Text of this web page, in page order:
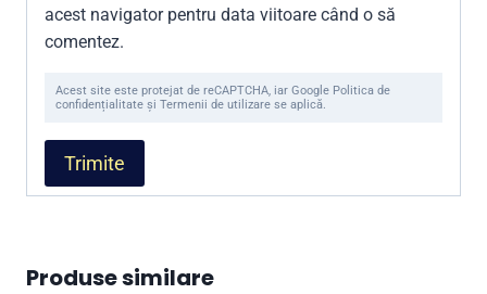
acest navigator pentru data viitoare când o să
comentez.
Acest site este protejat de reCAPTCHA, iar Google Politica de
confidențialitate și Termenii de utilizare se aplică.
Produse similare